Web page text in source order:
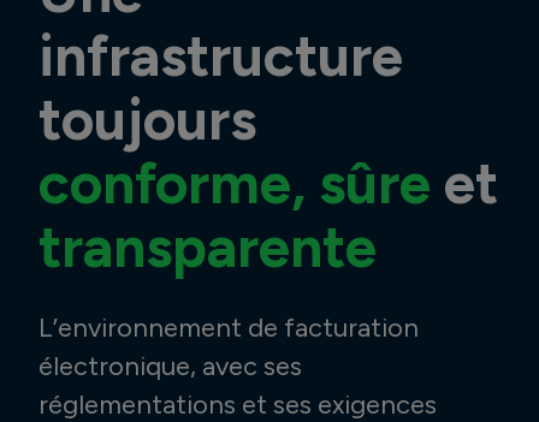
infrastructure
toujours
conforme, sûre et
transparente
L’environnement de facturation
électronique, avec ses
réglementations et ses exigences